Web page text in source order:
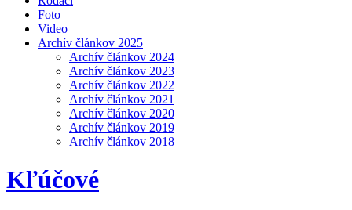
Foto
Video
Archív článkov 2025
Archív článkov 2024
Archív článkov 2023
Archív článkov 2022
Archív článkov 2021
Archív článkov 2020
Archív článkov 2019
Archív článkov 2018
Kľúčové